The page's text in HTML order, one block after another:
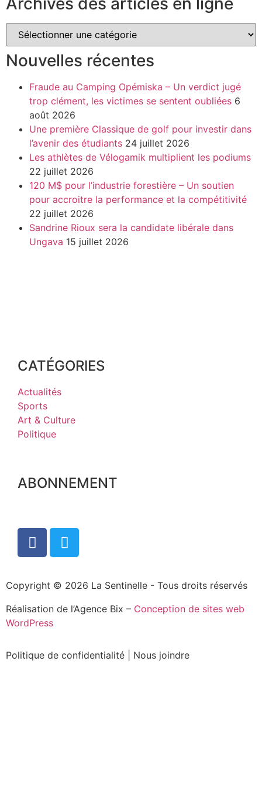
Nouvelles récentes
Fraude au Camping Opémiska – Un verdict jugé
trop clément, les victimes se sentent oubliées 6
août 2026
Une première Classique de golf pour investir dans
l’avenir des étudiants 24 juillet 2026
Les athlètes de Vélogamik multiplient les podiums
22 juillet 2026
120 M$ pour l’industrie forestière – Un soutien
pour accroitre la performance et la compétitivité
22 juillet 2026
Sandrine Rioux sera la candidate libérale dans
Ungava 15 juillet 2026
CATÉGORIES
Actualités
Sports
Art & Culture
Politique
ABONNEMENT
Copyright © 2026 La Sentinelle - Tous droits réservés
Réalisation de l’Agence Bix – Conception de sites web
WordPress
Politique de confidentialité Nous joindre